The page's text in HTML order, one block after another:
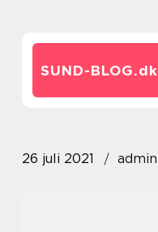
SUND-BLOG.dk
26 juli 2021 admin